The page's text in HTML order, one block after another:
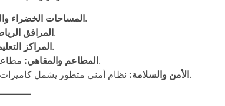
المساحات الخضراءحدائق طبيعية ومسارات للمشي وركوب الدراجات.
المرافقنوادي رياضية، مسابح، ومرافق للياقة البدنية.
المراكزمدارس دولية قريبة توفر بيئة تعليمية متميزة للأطفال.
المطاعم والمقاهي:مطاعم ومقاهي عالمية تقدم تجربة طعام راقية للسكان والزوار.
الأمن والسلامة:نظام أمني متطور يشمل كاميرات مراقبة وحراسة على مدار الساعة لضمان سلامة السكان.